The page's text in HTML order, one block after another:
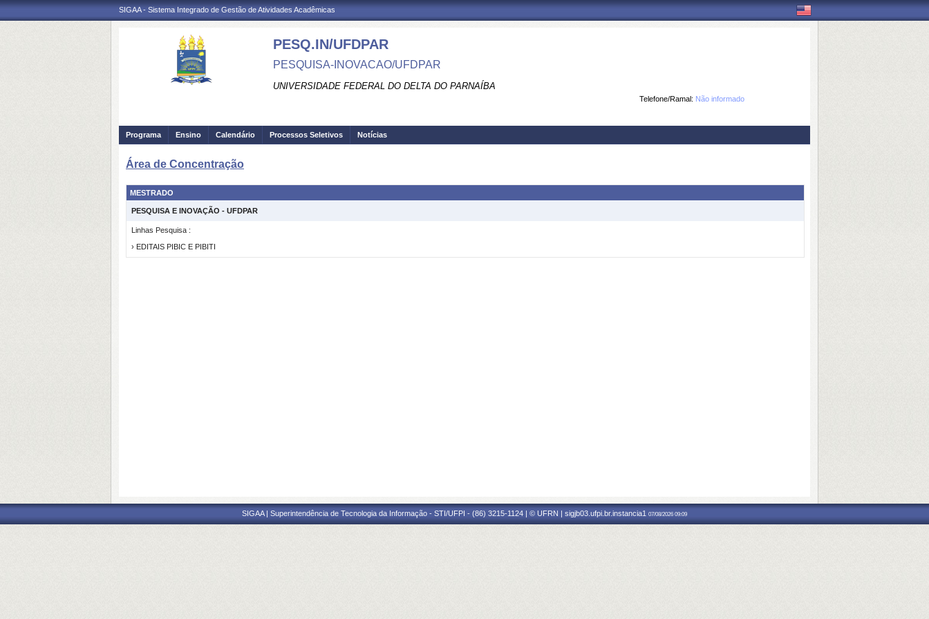
SIGAA - Sistema Integrado de Gestão de Atividades Acadêmicas
PESQ.IN/UFDPAR
PESQUISA-INOVACAO/UFDPAR
UNIVERSIDADE FEDERAL DO DELTA DO PARNAÍBA
Telefone/Ramal: Não informado
Programa Ensino Calendário Processos Seletivos Notícias
Área de Concentração
MESTRADO
PESQUISA E INOVAÇÃO - UFDPAR
Linhas Pesquisa :
› EDITAIS PIBIC E PIBITI
SIGAA | Superintendência de Tecnologia da Informação - STI/UFPI - (86) 3215-1124 | © UFRN | sigjb03.ufpi.br.instancia1 07/08/2026 09:09